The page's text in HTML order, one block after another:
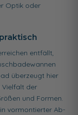
Optik oder
entfällt,
überzeugt hier
Vielfalt der
und Formen.
vormontierter Ab-